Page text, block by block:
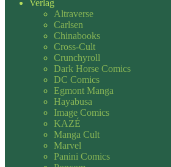
Verlag
Altraverse
Carlsen
Chinabooks
Cross-Cult
Crunchyroll
Dark Horse Comics
DC Comics
Egmont Manga
Hayabusa
Image Comics
KAZÉ
Manga Cult
Marvel
Panini Comics